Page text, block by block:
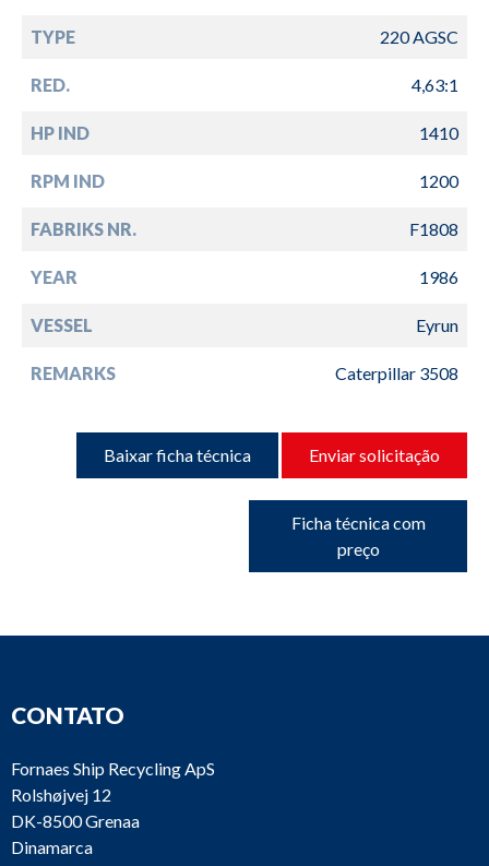
TYPE 220 AGSC
RED. 4,63:1
HP IND 1410
RPM IND 1200
FABRIKS NR. F1808
YEAR 1986
VESSEL Eyrun
REMARKS Caterpillar 3508
Baixar ficha técnica Enviar solicitação
Ficha técnica com
preço
CONTATO
Fornaes Ship Recycling ApS
Rolshøjvej 12
DK-8500 Grenaa
Dinamarca